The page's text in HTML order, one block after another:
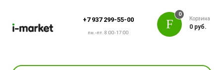
+7 937 299-55-00
пн.-пт. 8:00-17:00
0
Корзина
0 руб.